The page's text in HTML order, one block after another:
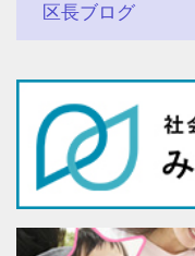
区長ブログ